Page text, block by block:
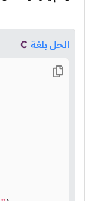
الحل بلغة C